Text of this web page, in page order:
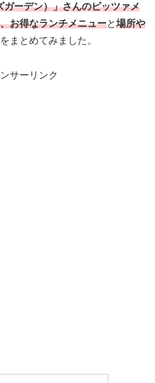
ーデン）」さんのピッツァメ
お得なランチメニューと場所や
をまとめてみました。
サーリンク